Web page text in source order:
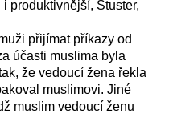
produktivnější, Stuster,
přijímat příkazy od
účasti muslima byla
že vedoucí žena řekla
muslimovi. Jiné
muslim vedoucí ženu